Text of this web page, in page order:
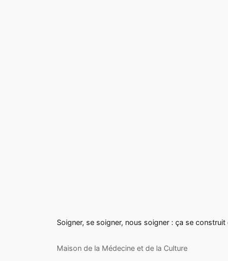
Soigner, se soigner, nous soigner : ça se construit
Maison de la Médecine et de la Culture